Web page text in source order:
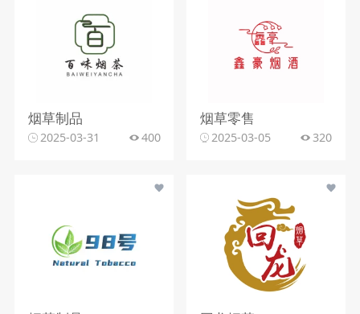
烟草制品
2025-03-31 400
烟草零售
2025-03-05 320